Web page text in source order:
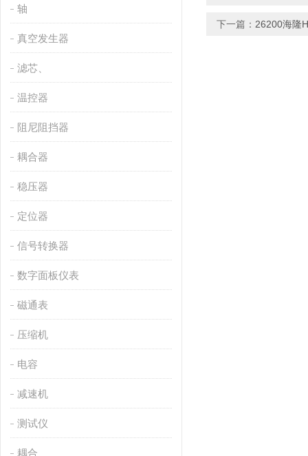
轴
真空发生器
滤芯、
温控器
阻尼阻挡器
耦合器
稳压器
定位器
信号转换器
数字面板仪表
磁通表
压缩机
电容
减速机
测试仪
耦合
下一篇： 26200海隆